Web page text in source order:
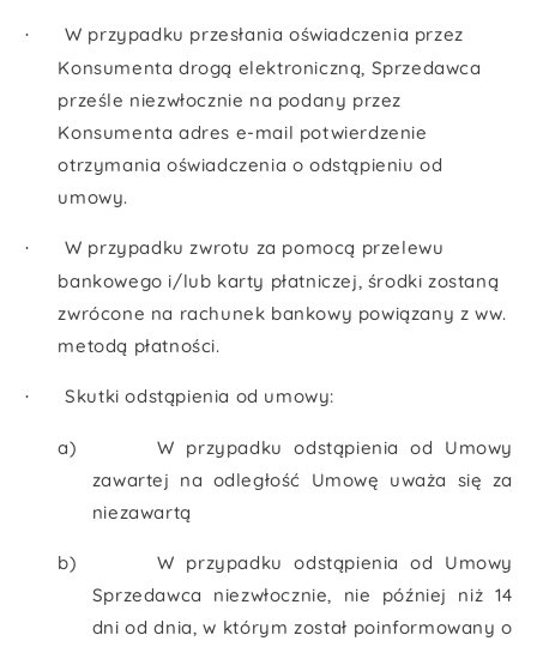
·
W przypadku przesłania oświadczenia przez
Konsumenta drogą elektroniczną, Sprzedawca
prześle niezwłocznie na podany przez
Konsumenta adres e-mail potwierdzenie
otrzymania oświadczenia o odstąpieniu od
umowy.
·
W przypadku zwrotu za pomocą przelewu
bankowego i/lub karty płatniczej, środki zostaną
zwrócone na rachunek bankowy powiązany z ww.
metodą płatności.
· Skutki odstąpienia od umowy:
a)
W przypadku odstąpienia od Umowy
zawartej na odległość Umowę uważa się za
niezawartą
b)
W przypadku odstąpienia od Umowy
Sprzedawca niezwłocznie, nie później niż 14
dni od dnia, w którym został poinformowany o